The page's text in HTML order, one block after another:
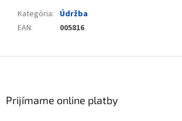
Kategória: Údržba
EAN: 005816
Prijímame online platby